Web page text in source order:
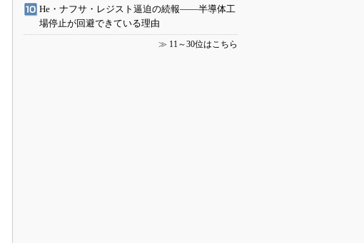
He・ナフサ・レジスト逼迫の続報――半導体工
場停止が回避できている理由
≫ 11～30位はこちら